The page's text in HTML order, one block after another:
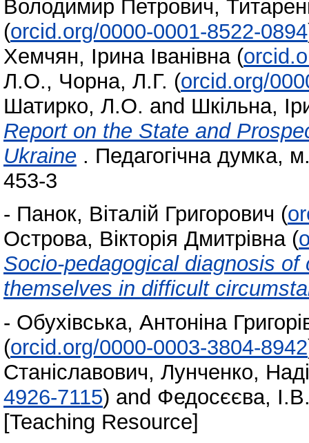
Володимир Петрович,
(orcid.org/0000-0001-8522-0894
Хемчян, Ірина Іванівна (
Л.О., Чорна, Л.Г. (orcid.org/
Шатирко, Л.О. and Шкільна,
Report on the State and
Ukraine . Педагогічна думка,
453-3
- Панок, Віталій Григорович (
Острова, Вікторія Дмитрівна (
Socio-pedagogical diagnosis
themselves in difficult
- Обухівська, Антоніна
(orcid.org/0000-0003-3804-8942
Станіславович, Лунченко,
4926-7115) and Федосєєва,
[Teaching Resource]